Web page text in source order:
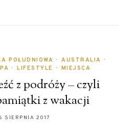
POŁUDNIOWA • AUSTRALIA •
• LIFESTYLE • MIEJSCA
z podróży – czyli
z wakacji
SIERPNIA 2017